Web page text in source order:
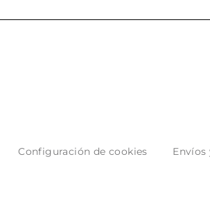
Configuración de cookies
Envíos